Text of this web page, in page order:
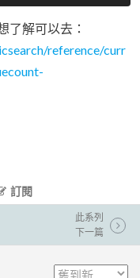
了解可以去：
reference/curr
訂閱
此系列
下一篇